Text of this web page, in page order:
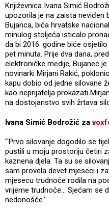
Književnica Ivana Simić
upozorila je na zaista neviđen
Bujanca, bića hrvatske
minulog stoljeća isticalo
da bi 2016. godine biće
pet minuta. Prije dva dana,
elektroničke medije, Bujanec
novinarki Mirjani Rakić,
kapu dobio od jedne silovane
kao neprijatelja prokazati
na dostojanstvo svih žrtava
Ivana Simić Bodrožić za
"'Prvo silovanje dogodilo se
pustili u moju prostoriju četiri
kaznena djela. Ta su se
sam provela devet mjeseci i
mjesecu trudnoće rodila na
vrijeme trudnoće… Sjećam se
nedonošče.'